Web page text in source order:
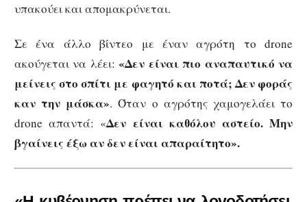
υπακούει και απομακρύνεται.
Σε ένα άλλο βίντεο με έναν αγρότη το drone
ακούγεται να λέει:«Δεν είναι πιο αναπαυτικό να
μείνεις στο σπίτι με φαγητό και ποτά; Δεν φοράς
καν την μάσκα». Όταν ο αγρότης χαμογελάει το
drone απαντά: «Δεν είναι καθόλου αστείο. Μην
βγαίνεις έξω αν δεν είναι απαραίτητο».